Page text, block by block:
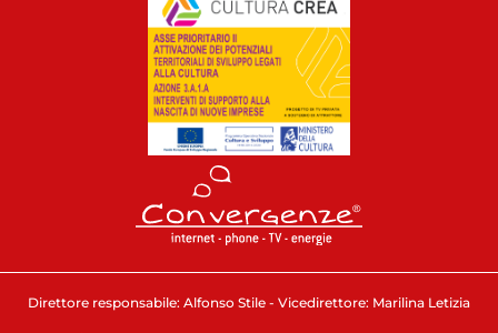
Direttore responsabile: Alfonso Stile - Vicedirettore: Marilina Letizia